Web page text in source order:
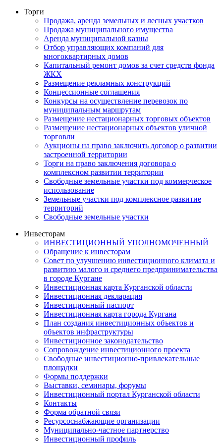
Торги
Продажа, аренда земельных и лесных участков
Продажа муниципального имущества
Аренда муниципальной казны
Отбор управляющих компаний для
многоквартирных домов
Капитальный ремонт домов за счет средств фонда
ЖКХ
Размещение рекламных конструкций
Концессионные соглашения
Конкурсы на осуществление перевозок по
муниципальным маршрутам
Размещение нестационарных торговых объектов
Размещение нестационарных объектов уличной
торговли
Аукционы на право заключить договор о развитии
застроенной территории
Торги на право заключения договора о
комплексном развитии территории
Свободные земельные участки под коммерческое
использование
Земельные участки под комплексное развитие
территорий
Свободные земельные участки
Инвесторам
ИНВЕСТИЦИОННЫЙ УПОЛНОМОЧЕННЫЙ
Обращение к инвесторам
Совет по улучшению инвестиционного климата и
развитию малого и среднего предпринимательства
в городе Кургане
Инвестиционная карта Курганской области
Инвестиционная декларация
Инвестиционный паспорт
Инвестиционная карта города Кургана
План создания инвестиционных объектов и
объектов инфраструктуры
Инвестиционное законодательство
Сопровождение инвестиционного проекта
Свободные инвестиционно-привлекательные
площадки
Формы поддержки
Выставки, семинары, форумы
Инвестиционный портал Курганской области
Контакты
Форма обратной связи
Ресурсоснабжающие организации
Муниципально-частное партнерство
Инвестиционный профиль